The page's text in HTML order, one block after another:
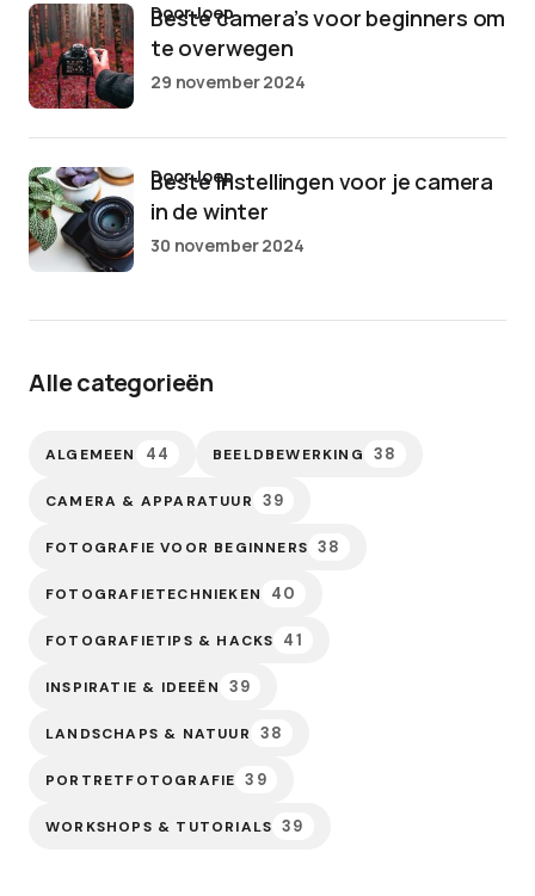
Beste camera’s voor beginners om
te overwegen
door Joep
29 november 2024
Beste instellingen voor je camera
in de winter
door Joep
30 november 2024
Alle categorieën
ALGEMEEN 44 BEELDBEWERKING 38
CAMERA & APPARATUUR 39
FOTOGRAFIE VOOR BEGINNERS 38
FOTOGRAFIETECHNIEKEN 40
FOTOGRAFIETIPS & HACKS 41
INSPIRATIE & IDEEËN 39
LANDSCHAPS & NATUUR 38
PORTRETFOTOGRAFIE 39
WORKSHOPS & TUTORIALS 39